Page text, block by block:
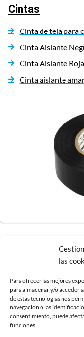
las
Para ofrecer las mejores
para almacenar y/o acceder
de estas tecnologías nos
navegación o las
consentimiento, puede
funciones.
Cintas
Cinta de tela para
Cinta Aislante
Cinta Aislante Roja
Cinta aislante
Apúntate a
pierdas